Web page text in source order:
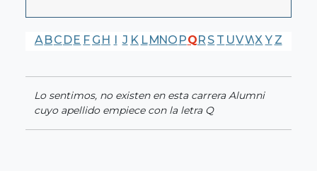
A BC DE F G H I J K LMNO PQR S T UVWX Y Z
Lo sentimos, no existen en esta carrera Alumni
cuyo apellido empiece con la letra Q